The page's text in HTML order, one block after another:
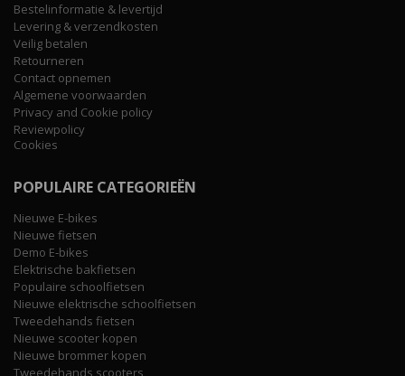
Bestelinformatie & levertijd
Levering & verzendkosten
Veilig betalen
Retourneren
Contact opnemen
Algemene voorwaarden
Privacy and Cookie policy
Reviewpolicy
Cookies
POPULAIRE CATEGORIEËN
Nieuwe E-bikes
Nieuwe fietsen
Demo E-bikes
Elektrische bakfietsen
Populaire schoolfietsen
Nieuwe elektrische schoolfietsen
Tweedehands fietsen
Nieuwe scooter kopen
Nieuwe brommer kopen
Tweedehands scooters